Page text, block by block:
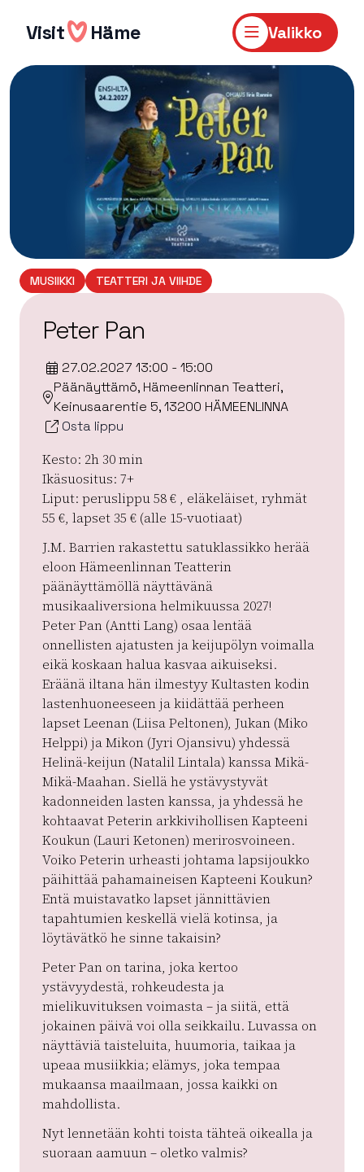
sisältöön
Visit Häme Valikko
MUSIIKKI TEATTERI JA VIIHDE
Peter Pan
27.02.2027 13:00 - 15:00
Päänäyttämö, Hämeenlinnan Teatteri,
Keinusaarentie 5, 13200 HÄMEENLINNA
Osta lippu
Kesto: 2h 30 min
Ikäsuositus: 7+
Liput: peruslippu 58 € , eläkeläiset, ryhmät
55 €, lapset 35 € (alle 15-vuotiaat)
J.M. Barrien rakastettu satuklassikko herää
eloon Hämeenlinnan Teatterin
päänäyttämöllä näyttävänä
musikaaliversiona helmikuussa 2027!
Peter Pan (Antti Lang) osaa lentää
onnellisten ajatusten ja keijupölyn voimalla
eikä koskaan halua kasvaa aikuiseksi.
Eräänä iltana hän ilmestyy Kultasten kodin
lastenhuoneeseen ja kiidättää perheen
lapset Leenan (Liisa Peltonen), Jukan (Miko
Helppi) ja Mikon (Jyri Ojansivu) yhdessä
Helinä-keijun (Natalil Lintala) kanssa Mikä-
Mikä-Maahan. Siellä he ystävystyvät
kadonneiden lasten kanssa, ja yhdessä he
kohtaavat Peterin arkkivihollisen Kapteeni
Koukun (Lauri Ketonen) merirosvoineen.
Voiko Peterin urheasti johtama lapsijoukko
päihittää pahamaineisen Kapteeni Koukun?
Entä muistavatko lapset jännittävien
tapahtumien keskellä vielä kotinsa, ja
löytävätkö he sinne takaisin?
Peter Pan on tarina, joka kertoo
ystävyydestä, rohkeudesta ja
mielikuvituksen voimasta – ja siitä, että
jokainen päivä voi olla seikkailu. Luvassa on
näyttäviä taisteluita, huumoria, taikaa ja
upeaa musiikkia; elämys, joka tempaa
mukaansa maailmaan, jossa kaikki on
mahdollista.
Nyt lennetään kohti toista tähteä oikealla ja
suoraan aamuun – oletko valmis?